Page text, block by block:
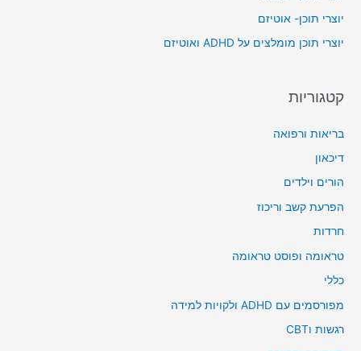
r
:
יוצרי תוכן- אוטיזם
יוצרי תוכן מומלצים על ADHD ואוטיזם
קטגוריות
בריאות ורפואה
דיכאון
הורים וילדים
הפרעת קשב וריכוז
חרדות
טראומה ופוסט טראומה
כללי
מפורסמים עם ADHD ולקויות למידה
רגשות וCBT